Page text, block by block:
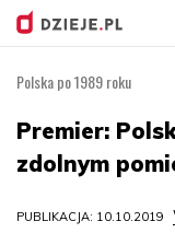
Polska po 1989 roku
Premier:
zdolnym
PUBLIKACJA: 10.10.2019